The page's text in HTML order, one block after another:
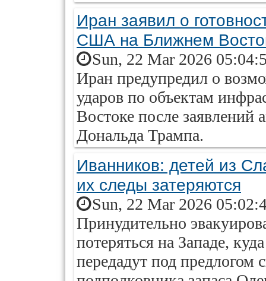
Иран заявил о
США на Ближнем
Sun, 22 Mar 2026
Иран предупредил о
ударов по объектам
Востоке после заявлений
Дональда Трампа.
Иванников: детей из
их следы затеряются
Sun, 22 Mar 2026
Принудительно
потеряться на Западе,
передадут под предлогом